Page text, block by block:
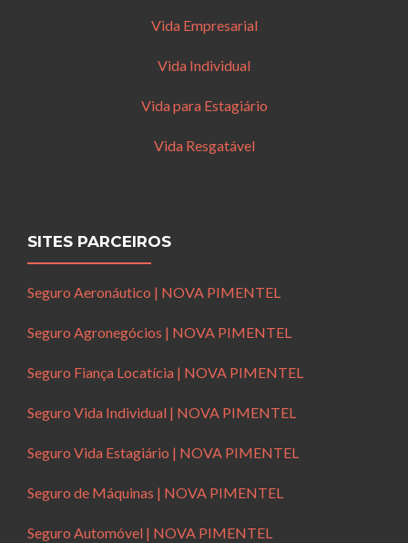
Vida Empresarial
Vida Individual
Vida para Estagiário
Vida Resgatável
SITES PARCEIROS
Seguro Aeronáutico | NOVA PIMENTEL
Seguro Agronegócios | NOVA PIMENTEL
Seguro Fiança Locatícia | NOVA PIMENTEL
Seguro Vida Individual | NOVA PIMENTEL
Seguro Vida Estagiário | NOVA PIMENTEL
Seguro de Máquinas | NOVA PIMENTEL
Seguro Automóvel | NOVA PIMENTEL